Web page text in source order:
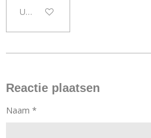
Uitgeschakeld
Reactie plaatsen
Naam *